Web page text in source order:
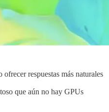
respuestas más naturales
que aún no hay GPUs